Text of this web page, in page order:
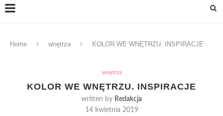
Home wnętrza KOLOR WE WNĘTRZU. INSPIRACJE
wnętrza
KOLOR WE WNĘTRZU. INSPIRACJE
written by Redakcja
14 kwietnia 2019